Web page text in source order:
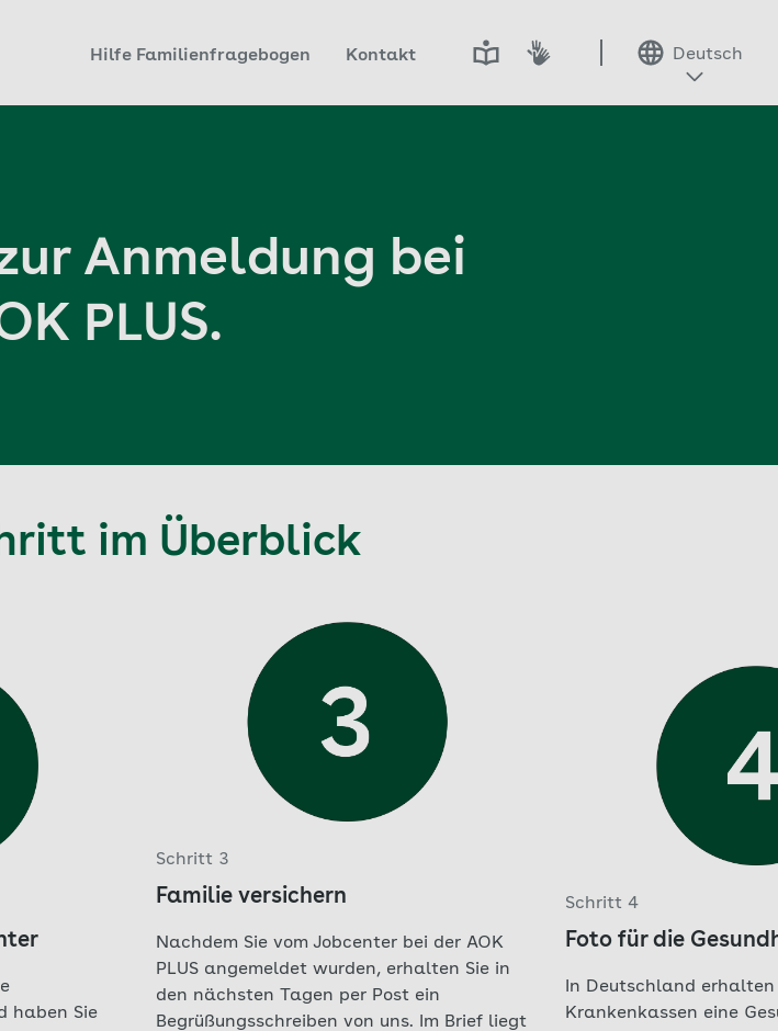
Hilfe Familienfragebogen Kontakt Deutsch
Anmeldung bei
PLUS.
im Überblick
haben Sie
Schritt 3
Familie versichern
Nachdem Sie vom Jobcenter bei der AOK
PLUS angemeldet wurden, erhalten Sie in
den nächsten Tagen per Post ein
Begrüßungsschreiben von uns. Im Brief liegt
Schritt 4
Foto für die
In Deutschland
Krankenkassen eine